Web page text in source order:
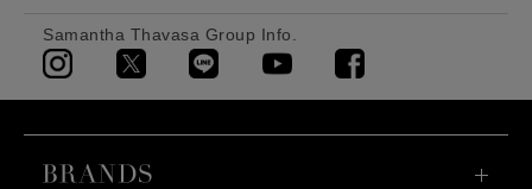
Samantha Thavasa Group Info.